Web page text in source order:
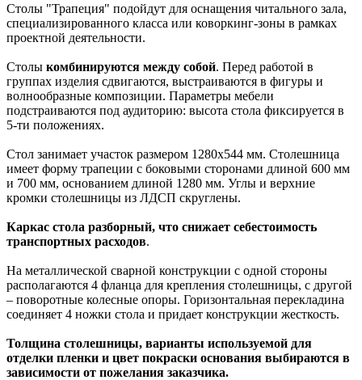
Столы "Трапеция" подойдут для оснащения читального зала,
специализированного класса или коворкинг-зоны в рамках
проектной деятельности.
Столы комбинируются между собой. Перед работой в
группах изделия сдвигаются, выстраиваются в фигуры и
волнообразные композиции. Параметры мебели
подстраиваются под аудиторию: высота стола фиксируется в
5-ти положениях.
Стол занимает участок размером 1280х544 мм. Столешница
имеет форму трапеции с боковыми сторонами длиной 600 мм
и 700 мм, основанием длиной 1280 мм. Углы и верхние
кромки столешницы из ЛДСП скруглены.
Каркас стола разборный, что снижает себестоимость
транспортных расходов.
На металлической сварной конструкции с одной стороны
располагаются 4 фланца для крепления столешницы, с другой
– поворотные колесные опоры. Горизонтальная перекладина
соединяет 4 ножки стола и придает конструкции жесткость.
Толщина столешницы, варианты используемой для
отделки пленки и цвет покраски основания выбираются в
зависимости от пожелания заказчика.